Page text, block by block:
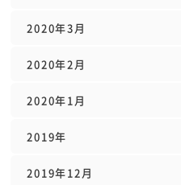
2020年3月
2020年2月
2020年1月
2019年
2019年12月